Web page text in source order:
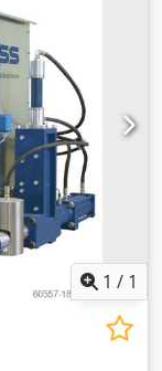
1 / 1